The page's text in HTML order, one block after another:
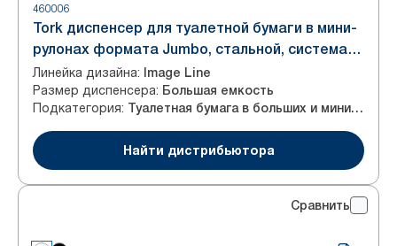
460006
Tork диспенсер для туалетной бумаги в мини-
рулонах формата Jumbo, стальной, система
T2
Линейка дизайна: Image Line
Размер диспенсера: Большая емкость
Подкатегория: Туалетная бумага в больших и мини-рулонах
Найти дистрибьютора
Сравнить